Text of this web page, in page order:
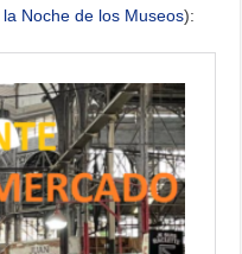
la Noche de los Museos):